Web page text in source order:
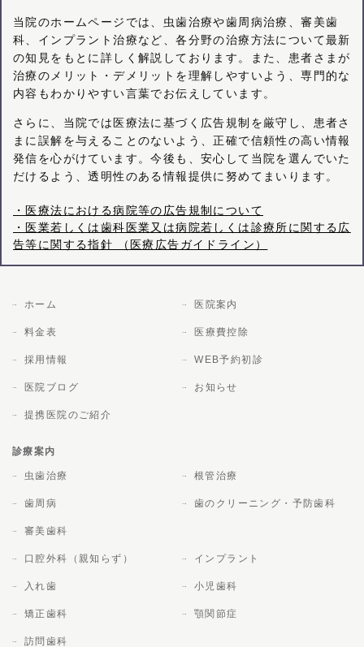
当院のホームページでは、虫歯治療や歯周病治療、審美歯
科、インプラント治療など、各分野の治療方法について最新
の知見をもとに詳しく解説しております。また、患者さまが
治療のメリット・デメリットを理解しやすいよう、専門的な
内容もわかりやすい言葉でお伝えしています。
さらに、当院では医療法に基づく広告規制を厳守し、患者さ
まに誤解を与えることのないよう、正確で信頼性の高い情報
発信を心がけています。今後も、安心して当院を選んでいた
だけるよう、透明性のある情報提供に努めてまいります。
・医療法における病院等の広告規制について
・医業若しくは歯科医業又は病院若しくは診療所に関する広
告等に関する指針 （医療広告ガイドライン）
ホーム 医院案内
料金表 医療費控除
採用情報 WEB予約初診
医院ブログ お知らせ
提携医院のご紹介
診療案内
虫歯治療 根管治療
歯周病 歯のクリーニング・予防歯科
審美歯科
口腔外科（親知らず） インプラント
入れ歯 小児歯科
矯正歯科 顎関節症
訪問歯科